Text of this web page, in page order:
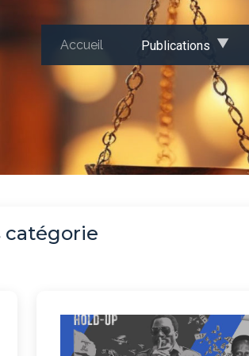
Accueil Publications
catégorie